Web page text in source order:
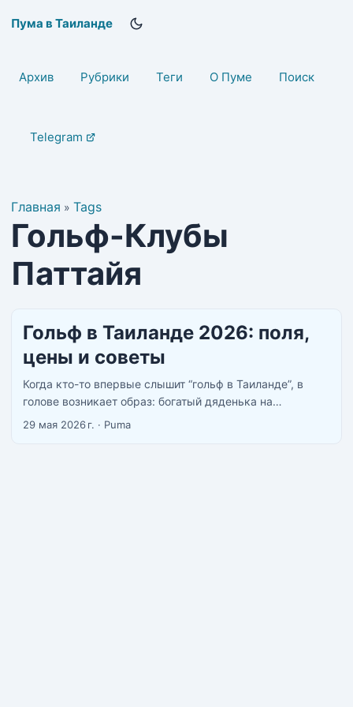
Пума в Таиланде
Архив Рубрики Теги О Пуме Поиск
Telegram
Главная » Tags
Гольф-Клубы
Паттайя
Гольф в Таиланде 2026: поля,
цены и советы
Когда кто-то впервые слышит “гольф в Таиланде”, в
голове возникает образ: богатый дяденька на
электрокаре, белые штаны, вип-ресторан в клубхаусе.
29 мая 2026 г. · Puma